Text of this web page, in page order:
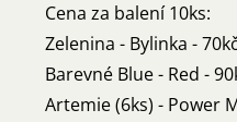
Cena za balení 10ks:
Zelenina - Bylinka - 70kč
Barevné Blue - Red -
Artemie (6ks) - Power